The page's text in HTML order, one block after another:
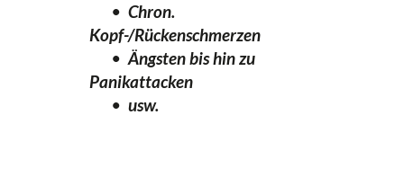
• Chron.
Kopf-/Rückenschmerzen
• Ängsten bis hin zu
Panikattacken
• usw.